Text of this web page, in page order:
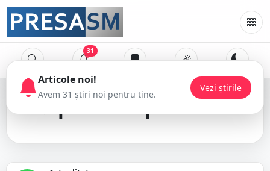
31
pasarelă pietonală
Articole noi!
Avem 31 știri noi pentru tine.
Vezi știrile